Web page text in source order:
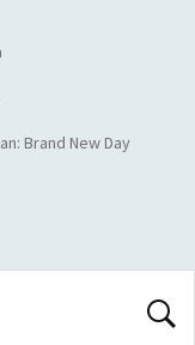
Brand New Day